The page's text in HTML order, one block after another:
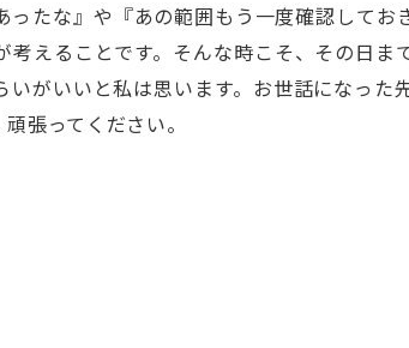
ったな』や『あの範囲もう一度確認して
考えることです。そんな時こそ、その日
いがいいと私は思います。お世話になっ
張ってください。